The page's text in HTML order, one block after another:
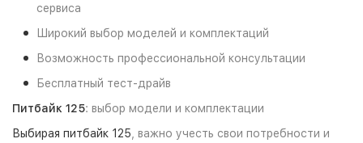
сервиса
Широкий выбор моделей и комплектаций
Возможность профессиональной консультации
Бесплатный тест-драйв
Питбайк 125: выбор модели и комплектации
Выбирая питбайк 125 , важно учесть свои потребности и